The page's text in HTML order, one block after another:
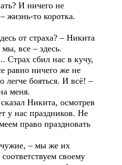
И ничего не
жизнь-то коротка.
от страха? – Никита
все – здесь.
сбил нас в кучу,
равно ничего же не
легче бояться. И всё! –
меня.
Никита, осмотрев
у нас праздников. Не
право праздновать
– мы же их
своему